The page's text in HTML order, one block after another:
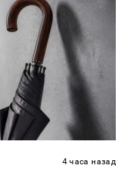
4 часа назад